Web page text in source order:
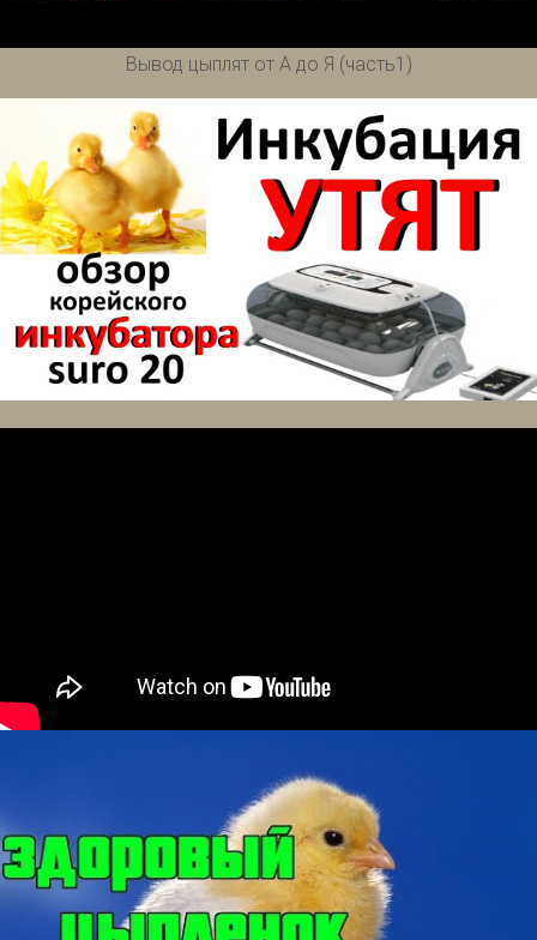
Вывод цыплят от А до Я (часть1)